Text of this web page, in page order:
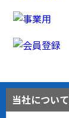
当社について